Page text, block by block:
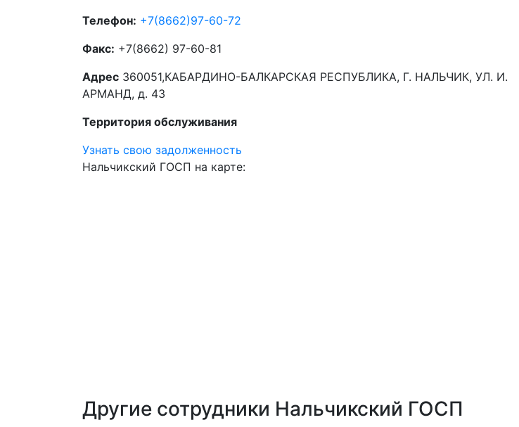
Телефон: +7(8662)97-60-72
Факс: +7(8662) 97-60-81
Адрес 360051,КАБАРДИНО-БАЛКАРСКАЯ РЕСПУБЛИКА, Г. НАЛЬЧИК, УЛ. И.
АРМАНД, д. 43
Территория обслуживания
Узнать свою задолженность
Нальчикский ГОСП на карте:
Другие сотрудники Нальчикский ГОСП